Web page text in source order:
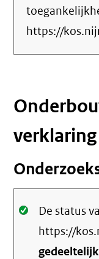
https://
verklaring
Oké.
De status
https://
gedeeltelijk